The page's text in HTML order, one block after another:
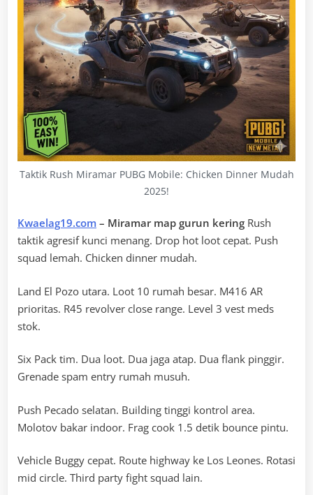
Taktik Rush Miramar PUBG Mobile: Chicken Dinner Mudah
2025!
Kwaelag19.com – Miramar map gurun kering Rush
taktik agresif kunci menang. Drop hot loot cepat. Push
squad lemah. Chicken dinner mudah.
Land El Pozo utara. Loot 10 rumah besar. M416 AR
prioritas. R45 revolver close range. Level 3 vest meds
stok.
Six Pack tim. Dua loot. Dua jaga atap. Dua flank pinggir.
Grenade spam entry rumah musuh.
Push Pecado selatan. Building tinggi kontrol area.
Molotov bakar indoor. Frag cook 1.5 detik bounce pintu.
Vehicle Buggy cepat. Route highway ke Los Leones. Rotasi
mid circle. Third party fight squad lain.